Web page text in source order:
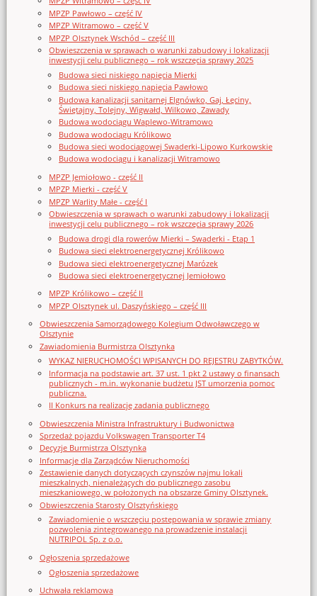
MPZP Pawłowo – część IV
MPZP Witramowo – część V
MPZP Olsztynek Wschód – część III
Obwieszczenia w sprawach o warunki zabudowy i lokalizacji
inwestycji celu publicznego – rok wszczęcia sprawy 2025
Budowa sieci niskiego napięcia Mierki
Budowa sieci niskiego napięcia Pawłowo
Budowa kanalizacji sanitarnej Elgnówko, Gaj, Łęciny,
Świętajny, Tolejny, Wigwałd, Wilkowo, Zawady
Budowa wodociągu Waplewo-Witramowo
Budowa wodociągu Królikowo
Budowa sieci wodociągowej Swaderki-Lipowo Kurkowskie
Budowa wodociągu i kanalizacji Witramowo
MPZP Jemiołowo - część II
MPZP Mierki - część V
MPZP Warlity Małe - część I
Obwieszczenia w sprawach o warunki zabudowy i lokalizacji
inwestycji celu publicznego – rok wszczęcia sprawy 2026
Budowa drogi dla rowerów Mierki – Swaderki - Etap 1
Budowa sieci elektroenergetycznej Królikowo
Budowa sieci elektroenergetycznej Marózek
Budowa sieci elektroenergetycznej Jemiołowo
MPZP Królikowo – część II
MPZP Olsztynek ul. Daszyńskiego – część III
Obwieszczenia Samorządowego Kolegium Odwoławczego w
Olsztynie
Zawiadomienia Burmistrza Olsztynka
WYKAZ NIERUCHOMOŚCI WPISANYCH DO REJESTRU ZABYTKÓW.
Informacja na podstawie art. 37 ust. 1 pkt 2 ustawy o finansach
publicznych - m.in. wykonanie budżetu JST umorzenia pomoc
publiczna.
II Konkurs na realizację zadania publicznego
Obwieszczenia Ministra Infrastruktury i Budwonictwa
Sprzedaż pojazdu Volkswagen Transporter T4
Decyzje Burmistrza Olsztynka
Informacje dla Zarządców Nieruchomości
Zestawienie danych dotyczących czynszów najmu lokali
mieszkalnych, nienależących do publicznego zasobu
mieszkaniowego, w położonych na obszarze Gminy Olsztynek.
Obwieszczenia Starosty Olsztyńskiego
Zawiadomienie o wszczęciu postępowania w sprawie zmiany
pozwolenia zintegrowanego na prowadzenie instalacji
NUTRIPOL Sp. z o.o.
Ogłoszenia sprzedażowe
Ogłoszenia sprzedażowe
Uchwała reklamowa